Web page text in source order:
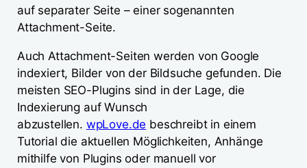
auf separater Seite – einer sogenannten
Attachment-Seite.
Auch Attachment-Seiten werden von Google
indexiert, Bilder von der Bildsuche gefunden. Die
meisten SEO-Plugins sind in der Lage, die
Indexierung auf Wunsch
abzustellen. wpLove.de beschreibt in einem
Tutorial die aktuellen Möglichkeiten, Anhänge
mithilfe von Plugins oder manuell vor